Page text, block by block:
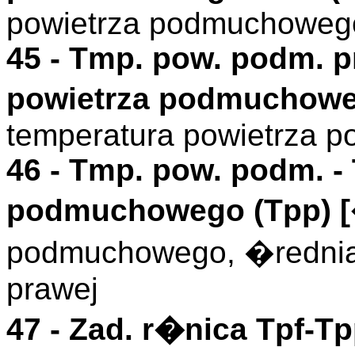
powietrza
45 - Tmp. pow. podm.
powietrza
temperatura powietrza
46 - Tmp. pow. podm. -
podmuchowego (Tpp)
podmuchowego,
prawej
47 - Zad. r�nica Tpf-